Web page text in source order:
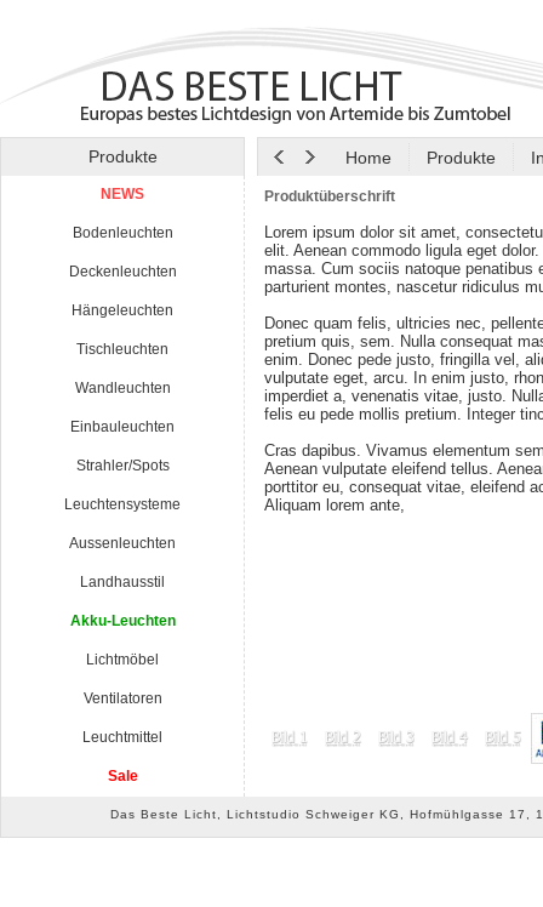
Produkte Home Produkte
NEWS
Bodenleuchten
Deckenleuchten
Hängeleuchten
Tischleuchten
Wandleuchten
Einbauleuchten
Strahler/Spots
Leuchtensysteme
Aussenleuchten
Landhausstil
Akku-Leuchten
Lichtmöbel
Ventilatoren
Leuchtmittel
Sale
Produktüberschrift
Lorem ipsum dolor sit amet,
elit. Aenean commodo ligula eget dolor.
massa. Cum sociis natoque penatibus
parturient montes, nascetur ridiculus
Donec quam felis, ultricies nec,
pretium quis, sem. Nulla consequat
enim. Donec pede justo, fringilla vel,
vulputate eget, arcu. In enim justo,
imperdiet a, venenatis vitae, justo.
felis eu pede mollis pretium. Integer
Cras dapibus. Vivamus elementum
Aenean vulputate eleifend tellus.
porttitor eu, consequat vitae, eleifend
Aliquam lorem ante,
Das Beste Licht, Lichtstudio Schweiger KG, Hofmühlgasse